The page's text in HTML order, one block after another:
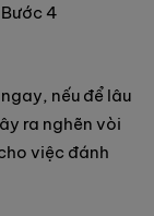
4
nếu để lâu
ra nghẽn vòi
việc đánh